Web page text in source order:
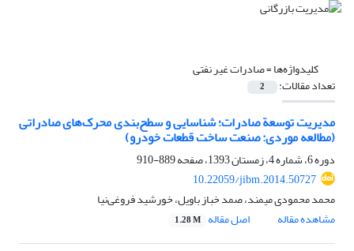
کلیدواژه‌ها =صادرات غیر نفتی
تعداد مقالات: 2
مدیریت توسعة صادرات؛ شناسایی و سطح‌بندی محرک‌های صادراتی
(مطالعه موردی: صنعت ساخت قطعات خودرو)
دوره 6، شماره 4، زمستان 1393، صفحه
889-910
10.22059/jibm.2014.50727
محمد محمودی میمند، صمد خباز باویل، خورشید فروغی‌نیا
مشاهده مقاله
اصل مقاله 1.28 M